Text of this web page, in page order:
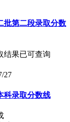
批第二段录取分数
结果已可查询
27
科录取分数线